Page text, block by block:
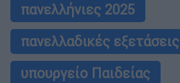
πανελλήνιες 2025
πανελλαδικές εξετάσεις
υπουργείο Παιδείας